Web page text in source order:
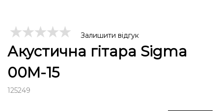
Залишити відгук
Акустична гітара Sigma
00M-15
125249